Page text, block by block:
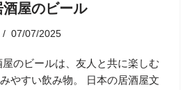
屋のビール
07/07/2025
のビールは、友人と共に楽しむ
やすい飲み物。 日本の居酒屋文